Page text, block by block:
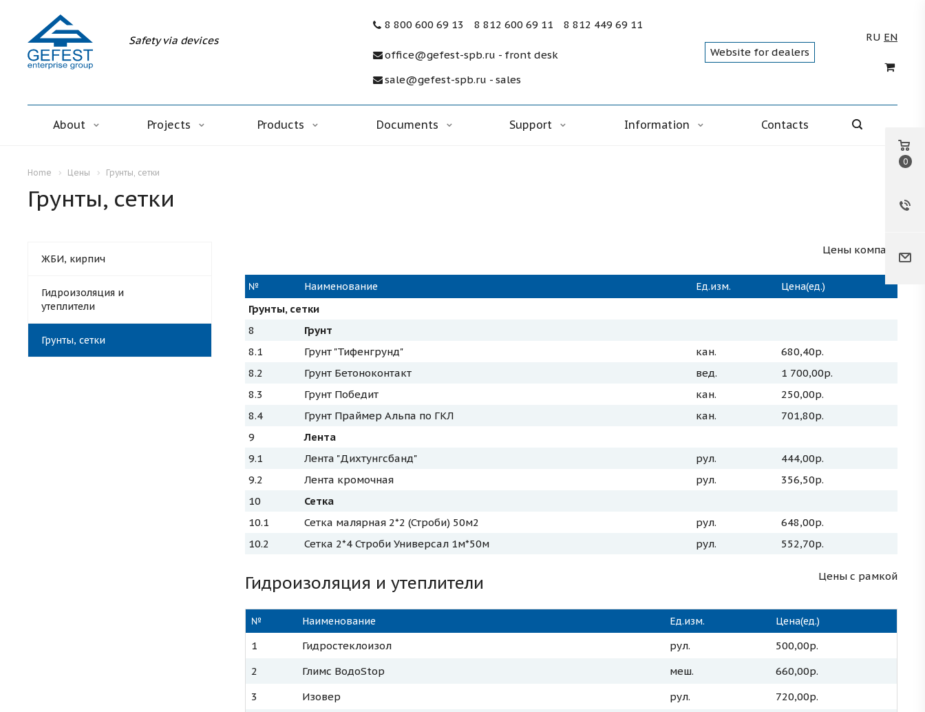
Safety via devices
8 800 600 69 13 8 812 600 69 11 8 812 449 69 11
office@gefest-spb.ru - front desk
sale@gefest-spb.ru - sales
Website for dealers
RU EN
About Projects Products Documents Support Information Contacts
Home Цены Грунты, сетки
Грунты, сетки
Цены компакт
№ Наименование Ед.изм. Цена(ед.)
Грунты, сетки
8
Грунт
8.1
Грунт "Тифенгрунд" кан.
680,40р.
8.2
Грунт Бетоноконтакт вед.
1 700,00р.
8.3
Грунт Победит кан.
250,00р.
8.4
Грунт Праймер Альпа по ГКЛ кан.
701,80р.
9
Лента
9.1
Лента "Дихтунгсбанд" рул.
444,00р.
9.2
Лента кромочная рул.
356,50р.
10
Сетка
10.1
Сетка малярная 2*2 (Строби) 50м2 рул.
648,00р.
10.2
Сетка 2*4 Строби Универсал 1м*50м рул. 552,70р.
Цены с рамкой
Гидроизоляция и утеплители
№ Наименование Ед.изм. Цена(ед.)
1 Гидростеклоизол рул.
500,00р.
2
Глимс ВодоStop меш.
660,00р.
3
Изовер рул.
720,00р.
ЖБИ, кирпич
Гидроизоляция и
утеплители
Грунты, сетки
0